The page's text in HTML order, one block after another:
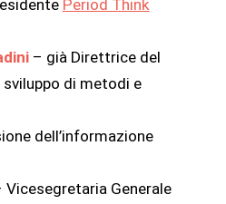
Period Think
– già Direttrice del
di metodi e
dell’informazione
Generale